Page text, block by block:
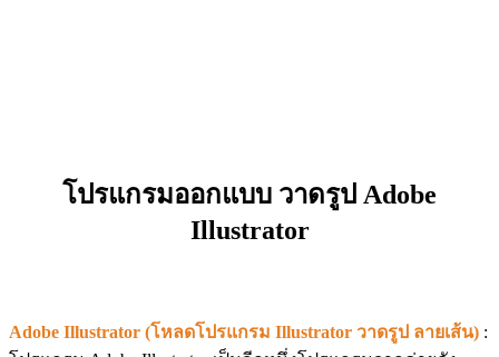
โปรแกรมออกแบบ วาดรูป Adobe
Illustrator
Adobe Illustrator (โหลดโปรแกรม Illustrator วาดรูป ลายเส้น) :